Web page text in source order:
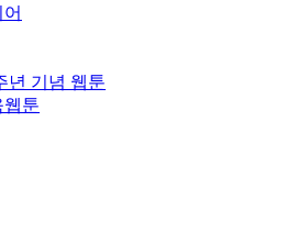
년 기념 웹툰
웹툰